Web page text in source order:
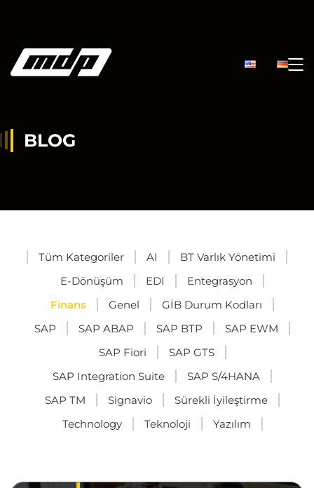
BLOG
Tüm Kategoriler AI
BT Varlık Yönetimi
E-Dönüşüm
EDI
Entegrasyon
Finans
Genel
GİB Durum Kodları
SAP
SAP ABAP SAP BTP
SAP EWM
SAP Fiori
SAP GTS
SAP Integration Suite
SAP S/4HANA
SAP TM
Signavio
Sürekli İyileştirme
Technology
Teknoloji Yazılım